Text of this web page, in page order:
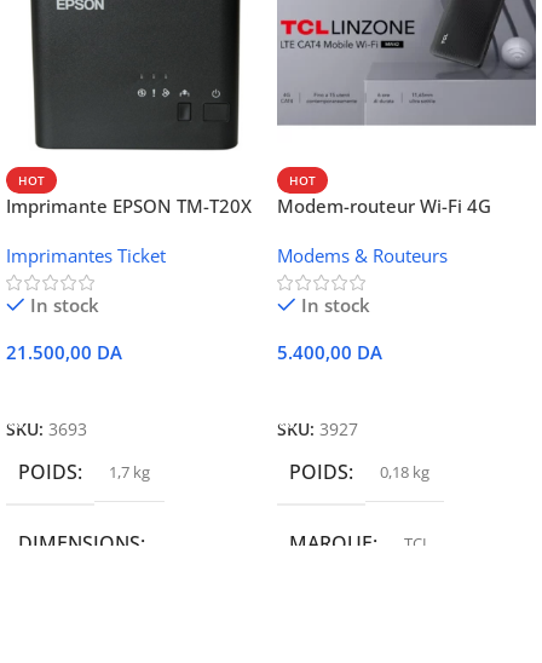
HOT
Imprimante EPSON TM-T20X
Ethernet
Imprimantes Ticket
In stock
21.500,00 DA
SKU: 3693
POIDS 1,7 kg
DIMENSIONS
HOT
Modem-routeur Wi-Fi 4G
Modems & Routeurs
In stock
5.400,00 DA
SKU: 3927
POIDS 0,18 kg
MARQUE TCL